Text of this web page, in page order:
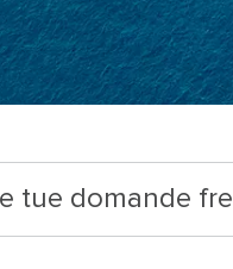
tue domande